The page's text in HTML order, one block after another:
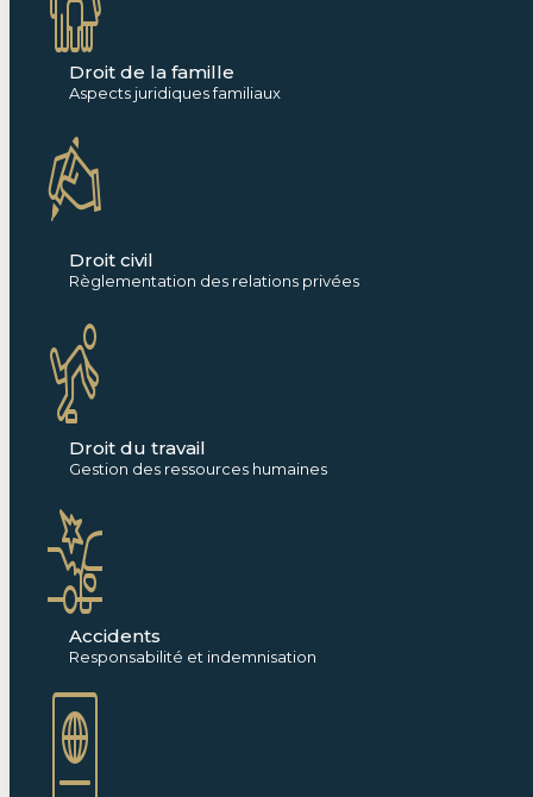
Droit de la famille
Aspects juridiques familiaux
Droit civil
Règlementation des relations privées
Droit du travail
Gestion des ressources humaines
Accidents
Responsabilité et indemnisation